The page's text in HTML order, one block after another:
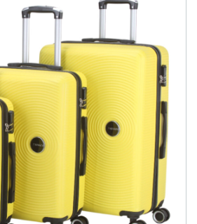
Сумки спортивные
Сумки поясные
Сумки пляжные
Сумки для ноутбуков
Сумки-тележки хозяйственные
Сумки-рюкзаки на колёсах
Сумки детские
Рюкзаки